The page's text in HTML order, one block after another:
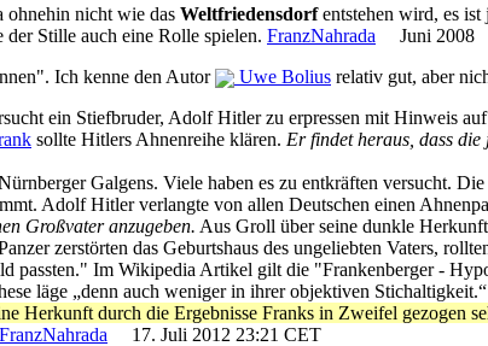
nicht wie das Weltfriedensdorfentstehen wird, es ist
der Stille auch eine Rolle spielen. FranzNahrada
Juni 2008
Ich kenne den Autor Uwe Bolius relativ gut, aber
ein Stiefbruder, Adolf Hitler zu erpressen mit Hinweis
sollte Hitlers Ahnenreihe klären. Er findet heraus, dass
Galgens. Viele haben es zu entkräften versucht.
Adolf Hitler verlangte von allen Deutschen einen
Großvater anzugeben. Aus Groll über seine dunkle
zerstörten das Geburtshaus des ungeliebten Vaters,
passten." Im Wikipedia Artikel gilt die "Frankenberger -
läge „denn auch weniger in ihrer objektiven
Herkunft durch die Ergebnisse Franks in Zweifel gezogen
FranzNahrada 17. Juli 2012 23:21 CET